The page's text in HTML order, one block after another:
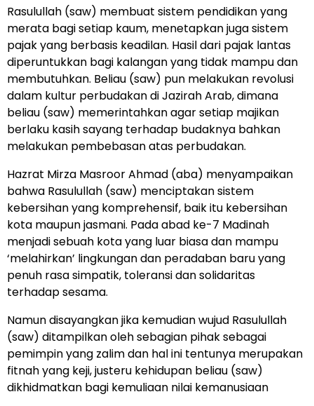
Rasulullah (saw) membuat sistem pendidikan yang
merata bagi setiap kaum, menetapkan juga sistem
pajak yang berbasis keadilan. Hasil dari pajak lantas
diperuntukkan bagi kalangan yang tidak mampu dan
membutuhkan. Beliau (saw) pun melakukan revolusi
dalam kultur perbudakan di Jazirah Arab, dimana
beliau (saw) memerintahkan agar setiap majikan
berlaku kasih sayang terhadap budaknya bahkan
melakukan pembebasan atas perbudakan.
Hazrat Mirza Masroor Ahmad (aba) menyampaikan
bahwa Rasulullah (saw) menciptakan sistem
kebersihan yang komprehensif, baik itu kebersihan
kota maupun jasmani. Pada abad ke-7 Madinah
menjadi sebuah kota yang luar biasa dan mampu
‘melahirkan’ lingkungan dan peradaban baru yang
penuh rasa simpatik, toleransi dan solidaritas
terhadap sesama.
Namun disayangkan jika kemudian wujud Rasulullah
(saw) ditampilkan oleh sebagian pihak sebagai
pemimpin yang zalim dan hal ini tentunya merupakan
fitnah yang keji, justeru kehidupan beliau (saw)
dikhidmatkan bagi kemuliaan nilai kemanusiaan